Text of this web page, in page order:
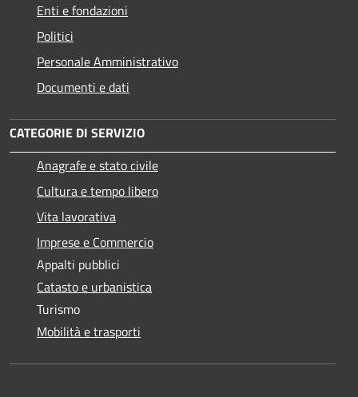
Enti e fondazioni
Politici
Personale Amministrativo
Documenti e dati
CATEGORIE DI SERVIZIO
Anagrafe e stato civile
Cultura e tempo libero
Vita lavorativa
Imprese e Commercio
Appalti pubblici
Catasto e urbanistica
Turismo
Mobilità e trasporti